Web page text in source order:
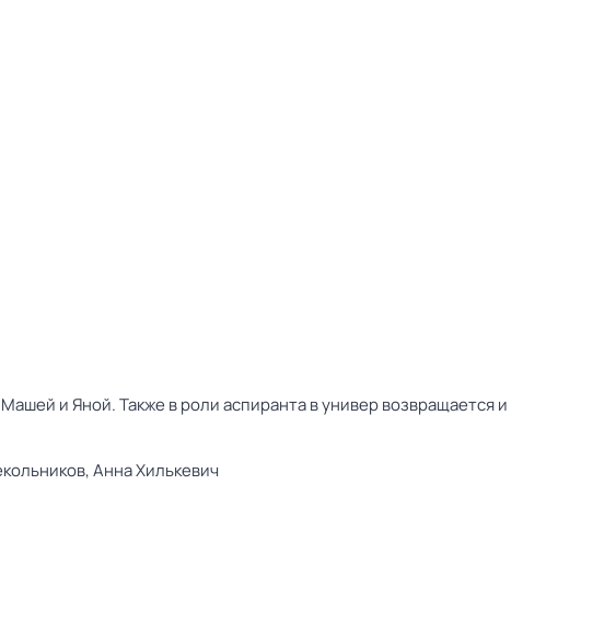
и Яной. Также в роли аспиранта в универ возвращается и
Анна Хилькевич